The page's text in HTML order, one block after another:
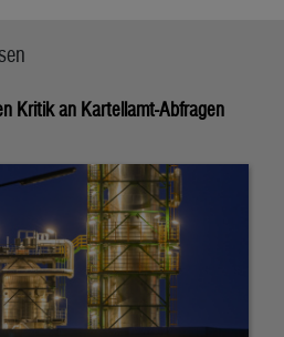
Kritik an Kartellamt-Abfragen